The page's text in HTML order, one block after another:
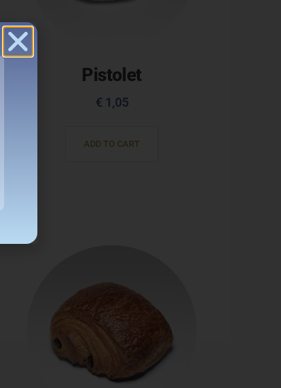
Pistolet
€ 1,05
ADD TO CART